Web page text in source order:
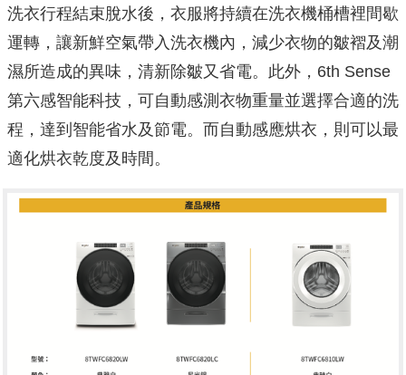
洗衣行程結束脫水後，衣服將持續在洗衣機桶槽裡間歇
運轉， 讓新鮮空氣帶入洗衣機內，減少衣物的皺褶及潮
濕所造成的異味， 清新除皺又省電。此外，6th Sense
第六感智能科技， 可自動感測衣物重量並選擇合適的洗
程，達到智能省水及節電。 而自動感應烘衣，則可以最
適化烘衣乾度及時間。